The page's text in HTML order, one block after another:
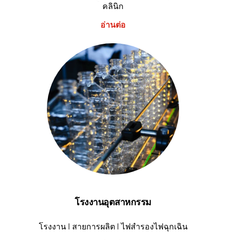
คลินิก
อ่านต่อ
โรงงานอุตสาหกรรม
โรงงาน I สายการผลิต I ไฟสำรองไฟฉุกเฉิน